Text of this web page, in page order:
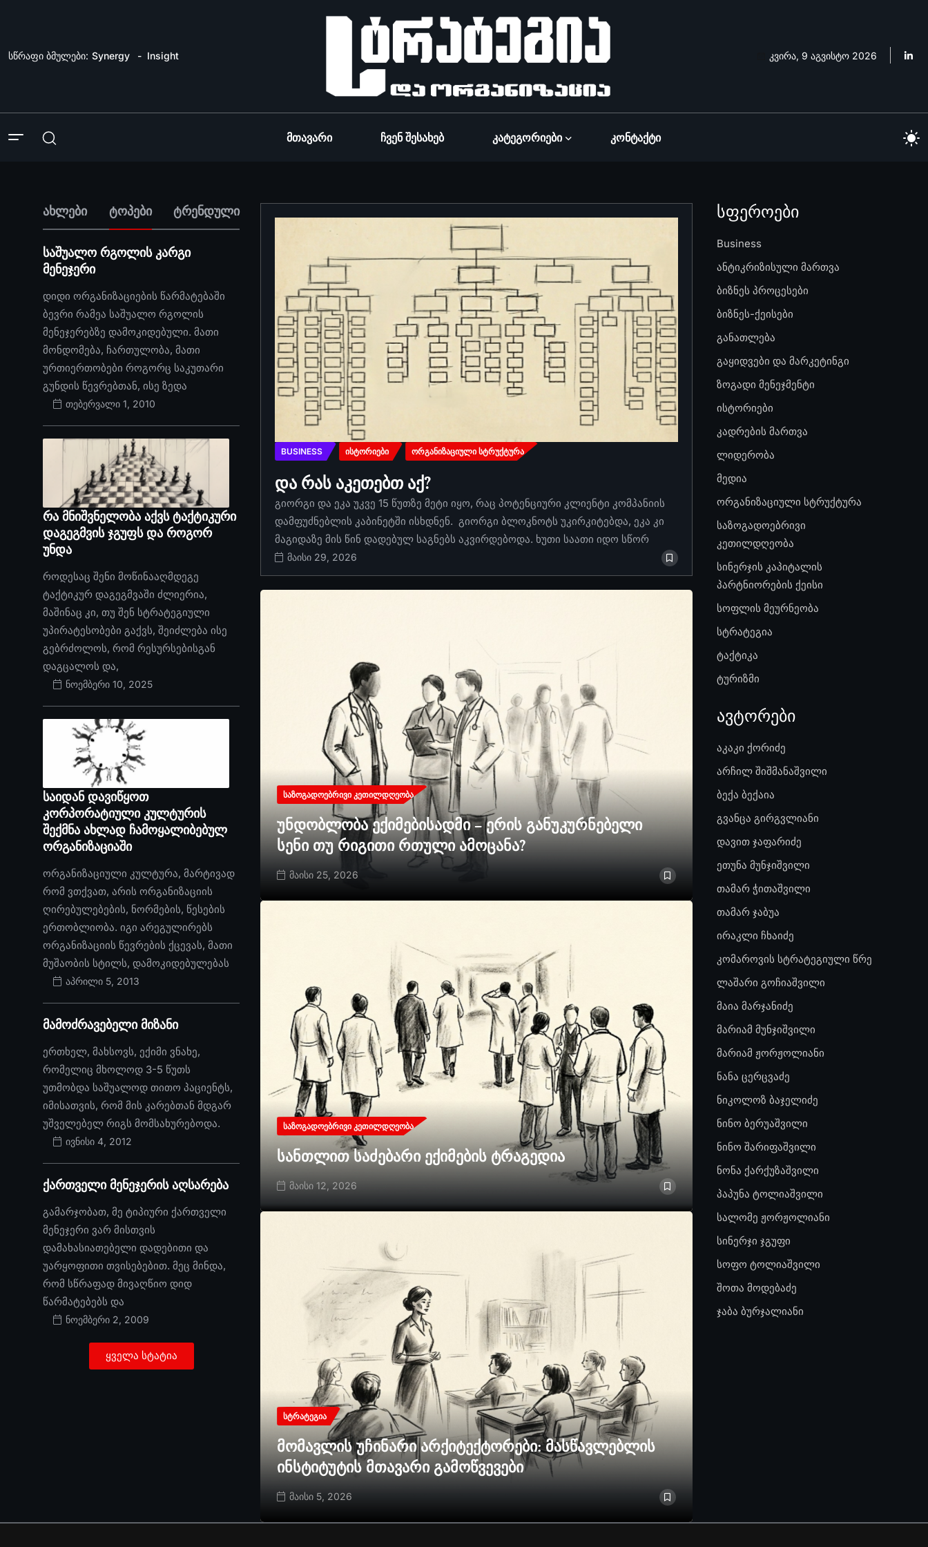
სწრაფი ბმულები: Synergy Insight კვირა, 9 აგვისტო 2026
Მთავარი Ჩვენ Შესახებ Კატეგორიები Კონტაქტი
ახლები ტოპები ტრენდული
საშუალო რგოლის კარგი
მენეჯერი
დიდი ორგანიზაციების წარმატებაში
ბევრი რამეა საშუალო რგოლის
მენეჯერებზე დამოკიდებული. მათი
მონდომება, ჩართულობა, მათი
ურთიერთობები როგორც საკუთარი
გუნდის წევრებთან, ისე ზედა
თებერვალი 1, 2010
რა მნიშვნელობა აქვს ტაქტიკური
დაგეგმვის ჯგუფს და როგორ
უნდა
როდესაც შენი მოწინააღმდეგე
ტაქტიკურ დაგეგმვაში ძლიერია,
მაშინაც კი, თუ შენ სტრატეგიული
უპირატესობები გაქვს, შეიძლება ისე
გებრძოლოს, რომ რესურსებისგან
დაგცალოს და,
ნოემბერი 10, 2025
საიდან დავიწყოთ
კორპორატიული კულტურის
შექმნა ახლად ჩამოყალიბებულ
ორგანიზაციაში
ორგანიზაციული კულტურა, მარტივად
რომ ვთქვათ, არის ორგანიზაციის
ღირებულებების, ნორმების, წესების
ერთობლიობა. იგი არეგულირებს
ორგანიზაციის წევრების ქცევას, მათი
მუშაობის სტილს, დამოკიდებულებას
აპრილი 5, 2013
მამოძრავებელი მიზანი
ერთხელ, მახსოვს, ექიმი ვნახე,
რომელიც მხოლოდ 3-5 წუთს
უთმობდა საშუალოდ თითო პაციენტს,
იმისათვის, რომ მის კარებთან მდგარ
უშველებელ რიგს მომსახურებოდა.
ივნისი 4, 2012
ქართველი მენეჯერის აღსარება
გამარჯობათ, მე ტიპიური ქართველი
მენეჯერი ვარ მისთვის
დამახასიათებელი დადებითი და
უარყოფითი თვისებებით. მეც მინდა,
რომ სწრაფად მივაღწიო დიდ
წარმატებებს და
ნოემბერი 2, 2009
ყველა სტატია
BUSINESS ᲘᲡᲢᲝᲠᲘᲔᲑᲘ ᲝᲠᲒᲐᲜᲘᲖᲐᲪᲘᲣᲚᲘ ᲡᲢᲠᲣᲥᲢᲣᲠᲐ
და რას აკეთებთ აქ?
გიორგი და ეკა უკვე 15 წუთზე მეტი იყო, რაც პოტენციური კლიენტი კომპანიის
დამფუძნებლის კაბინეტში ისხდნენ. გიორგი ბლოკნოტს უკირკიტებდა, ეკა კი
მაგიდაზე მის წინ დადებულ საგნებს აკვირდებოდა. ხუთი საათი იდო სწორ
მაისი 29, 2026
ᲡᲐᲖᲝᲒᲐᲓᲝᲔᲑᲠᲘᲕᲘ ᲙᲔᲗᲘᲚᲓᲦᲔᲝᲑᲐ
უნდობლობა ექიმებისადმი – ერის განუკურნებელი
სენი თუ რიგითი რთული ამოცანა?
მაისი 25, 2026
ᲡᲐᲖᲝᲒᲐᲓᲝᲔᲑᲠᲘᲕᲘ ᲙᲔᲗᲘᲚᲓᲦᲔᲝᲑᲐ
სანთლით საძებარი ექიმების ტრაგედია
მაისი 12, 2026
ᲡᲢᲠᲐᲢᲔᲒᲘᲐ
მომავლის უჩინარი არქიტექტორები: მასწავლებლის
ინსტიტუტის მთავარი გამოწვევები
მაისი 5, 2026
სფეროები
Business
ანტიკრიზისული მართვა
ბიზნეს პროცესები
ბიზნეს-ქეისები
განათლება
გაყიდვები და მარკეტინგი
ზოგადი მენეჯმენტი
ისტორიები
კადრების მართვა
ლიდერობა
მედია
ორგანიზაციული სტრუქტურა
საზოგადოებრივი
კეთილდღეობა
სინერჯის კაპიტალის
პარტნიორების ქეისი
სოფლის მეურნეობა
სტრატეგია
ტაქტიკა
ტურიზმი
ავტორები
აკაკი ქორიძე
არჩილ შიშმანაშვილი
ბექა ბექაია
გვანცა გირგვლიანი
დავით ჯაფარიძე
ეთუნა მუნჯიშვილი
თამარ ჭითაშვილი
თამარ ჯაბუა
ირაკლი ჩხაიძე
კომაროვის სტრატეგიული წრე
ლაშარი გოჩიაშვილი
მაია მარჯანიძე
მარიამ მუნჯიშვილი
მარიამ ჟორჟოლიანი
ნანა ცერცვაძე
ნიკოლოზ ბაჯელიძე
ნინო ბერუაშვილი
ნინო შარიფაშვილი
ნონა ქარქუზაშვილი
პაპუნა ტოლიაშვილი
სალომე ჟორჟოლიანი
სინერჯი ჯგუფი
სოფო ტოლიაშვილი
შოთა მოდებაძე
ჯაბა ბურჯალიანი